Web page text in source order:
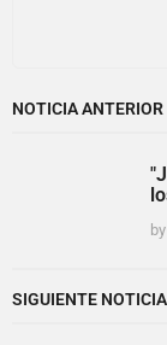
NOTICIA ANTERIOR
by
SIGUIENTE NOTICIA